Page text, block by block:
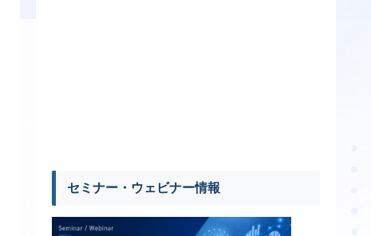
セミナー・ウェビナー情報